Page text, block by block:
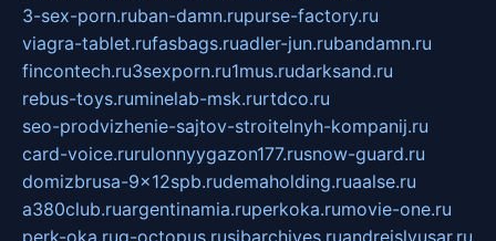
3-sex-porn.ruban-damn.rupurse-factory.ru
viagra-tablet.rufasbags.ruadler-jun.rubandamn.ru
fincontech.ru3sexporn.ru1mus.rudarksand.ru
rebus-toys.ruminelab-msk.rurtdco.ru
seo-prodvizhenie-sajtov-stroitelnyh-kompanij.ru
card-voice.rurulonnyygazon177.rusnow-guard.ru
domizbrusa-9x12spb.rudemaholding.ruaalse.ru
a380club.ruargentinamia.ruperkoka.rumovie-one.ru
perk-oka.rug-octopus.rusibarchives.ruandreislyusar.ru